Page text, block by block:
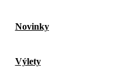
Novinky
Výlety